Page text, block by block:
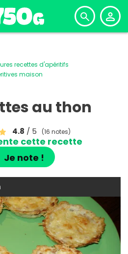
recettes d'apéritifs
maison
au thon
4.8 / 5 (16 notes)
cette recette
Je note !